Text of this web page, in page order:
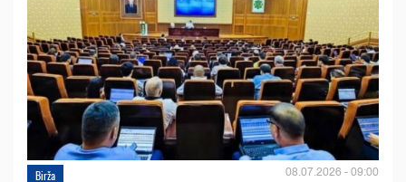
Birža 08.07.2026 - 09:00